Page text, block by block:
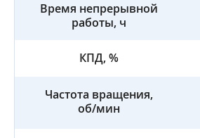
Время непрерывной
работы, ч
КПД, %
Частота вращения,
об/мин